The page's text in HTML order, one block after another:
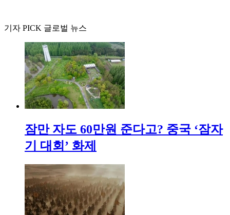
기자 PICK 글로벌 뉴스
잠만 자도 60만원 준다고? 중국 ‘잠자
기 대회’ 화제